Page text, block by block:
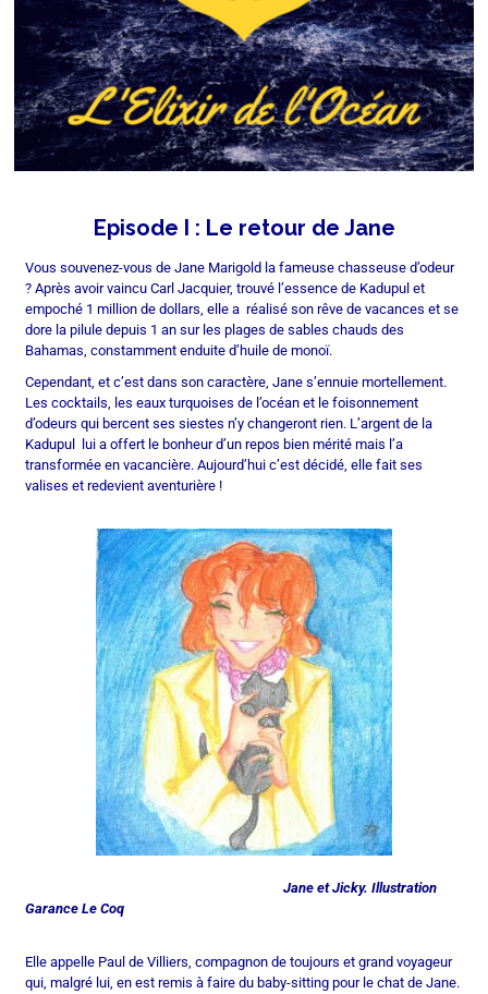
Episode I : Le retour de Jane
Vous souvenez-vous de Jane Marigold la fameuse chasseuse d’odeur
? Après avoir vaincu Carl Jacquier, trouvé l’essence de Kadupul et
empoché 1 million de dollars, elle a réalisé son rêve de vacances et se
dore la pilule depuis 1 an sur les plages de sables chauds des
Bahamas, constamment enduite d’huile de monoï.
Cependant, et c’est dans son caractère, Jane s’ennuie mortellement.
Les cocktails, les eaux turquoises de l’océan et le foisonnement
d’odeurs qui bercent ses siestes n’y changeront rien. L’argent de la
Kadupul lui a offert le bonheur d’un repos bien mérité mais l’a
transformée en vacancière. Aujourd’hui c’est décidé, elle fait ses
valises et redevient aventurière !
Jane et Jicky. Illustration
Garance Le Coq
Elle appelle Paul de Villiers, compagnon de toujours et grand voyageur
qui, malgré lui, en est remis à faire du baby-sitting pour le chat de Jane.